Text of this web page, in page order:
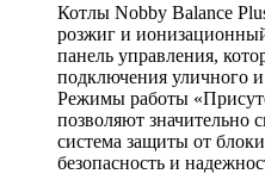
Котлы Nobby Balance
розжиг и
панель управления,
подключения уличного
Режимы работы
позволяют значительно
система защиты от
безопасность и